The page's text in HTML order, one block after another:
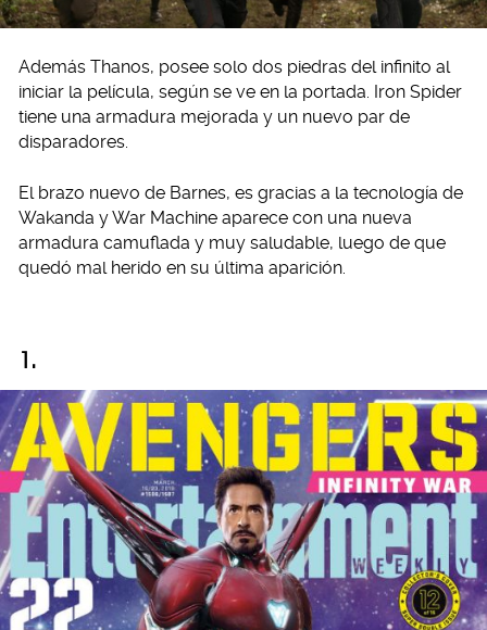
Además Thanos, posee solo dos piedras del infinito al
iniciar la película, según se ve en la portada. Iron Spider
tiene una armadura mejorada y un nuevo par de
disparadores.
El brazo nuevo de Barnes, es gracias a la tecnología de
Wakanda y War Machine aparece con una nueva
armadura camuflada y muy saludable, luego de que
quedó mal herido en su última aparición.
1.